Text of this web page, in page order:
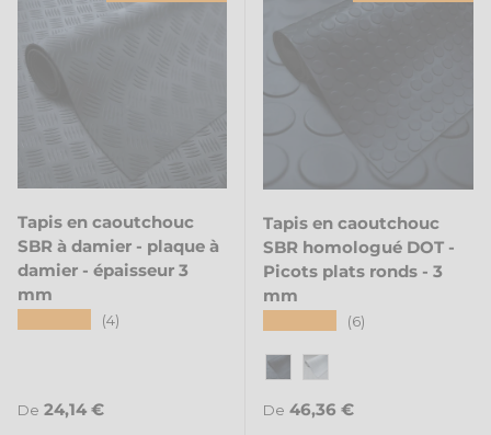
Tapis en caoutchouc
SBR à damier - plaque à
damier - épaisseur 3
mm
(4)
Prix habituel
De 24,14 €
Tapis en caoutchouc
SBR homologué DOT -
Picots plats ronds - 3
mm
(6)
Prix habituel
De 46,36 €